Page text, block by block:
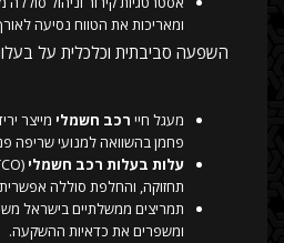
ומאריכות את הטווח נסיעה
השפעה סביבתית וכלכלית על
מעגל חיי רכב חשמלי מייצר
פחמן בהשוואה למנועי שריפה
עלות בעלות רכב חשמלי
תחזוקה, והחלפת סוללה
תמריצים ממשלתיים בישראל
ומשפרים את כדאיות ההשקעה.